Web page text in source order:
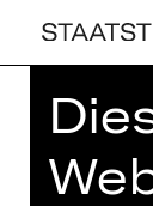
Home>